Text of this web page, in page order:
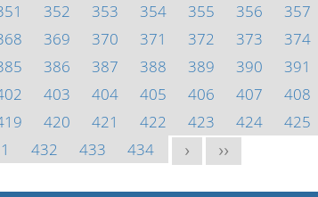
352 353 354 355 356 357
369 370 371 372 373 374
386 387 388 389 390 391
403 404 405 406 407 408
420 421 422 423 424 425
432 433 434 > >>